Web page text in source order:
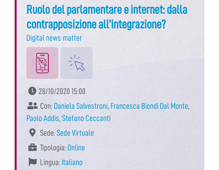
Ruolo del parlamentare e internet: dalla
contrapposizione all’integrazione?
Digital news matter
28/10/2020 15:00
Con: Daniela Salvestroni, Francesca Biondi Dal Monte,
Paolo Addis, Stefano Ceccanti
Sede: Sede Virtuale
Tipologia: Online
Lingua: Italiano